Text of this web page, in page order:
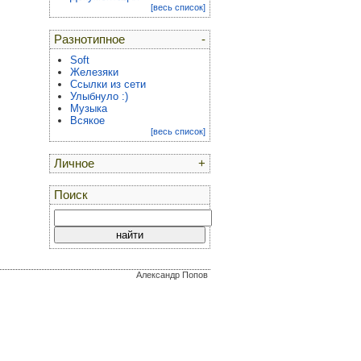
[весь список]
-
Разнотипное
Soft
Железяки
Ссылки из сети
Улыбнуло :)
Музыка
Всякое
[весь список]
+
Личное
Поиск
Александр Попов